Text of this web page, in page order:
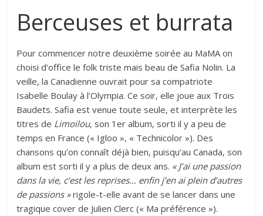
Berceuses et burrata
Pour commencer notre deuxième soirée au MaMA on
choisi d’office le folk triste mais beau de Safia Nolin. La
veille, la Canadienne ouvrait pour sa compatriote
Isabelle Boulay à l’Olympia. Ce soir, elle joue aux Trois
Baudets. Safia est venue toute seule, et interprète les
titres de Limoilou, son 1er album, sorti il y a peu de
temps en France (« Igloo », « Technicolor »). Des
chansons qu’on connaît déjà bien, puisqu’au Canada, son
album est sorti il y a plus de deux ans. « J’ai une passion
dans la vie, c’est les reprises… enfin j’en ai plein d’autres
de passions »rigole-t-elle avant de se lancer dans une
tragique cover de Julien Clerc (« Ma préférence »).